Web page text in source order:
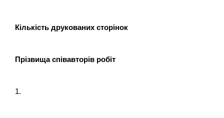
Кількість друкованих сторінок
Прізвища співавторів робіт
1.